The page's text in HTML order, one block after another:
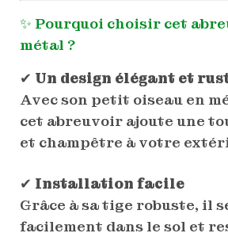
✨ Pourquoi choisir cet
métal ?
✔ Un design élégant et
Avec son petit oiseau en
cet abreuvoir ajoute une
et champêtre à votre
✔ Installation facile
Grâce à sa tige robuste, il
facilement dans le sol et